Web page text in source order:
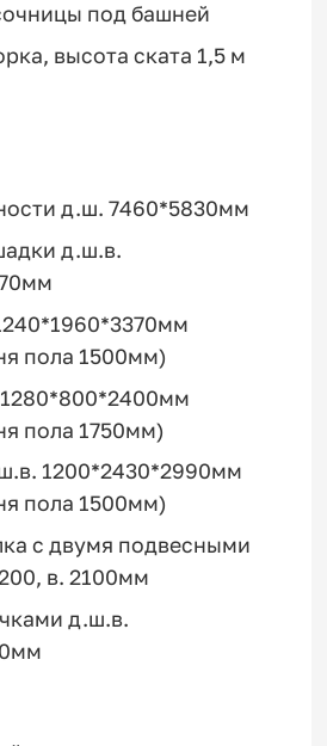
под башней
высота ската 1,5 м
д.ш. 7460*5830мм
д.ш.в.
пола 1500мм)
пола 1750мм)
1200*2430*2990мм
пола 1500мм)
с двумя подвесными
в. 2100мм
д.ш.в.